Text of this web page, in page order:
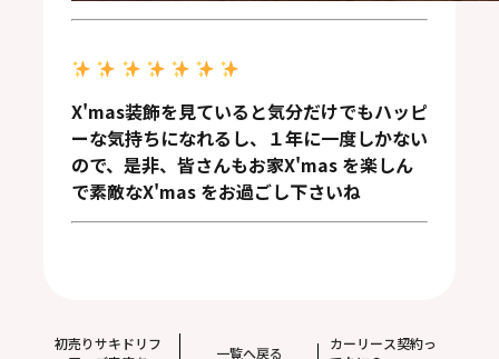
X'mas装飾を見ていると気分だけでもハッピ
ーな気持ちになれるし、１年に一度しかない
ので、是非、皆さんもお家X'mas を楽しん
で素敵なX'mas をお過ごし下さいね
初売りサキドリフ
一覧へ戻る
カーリース契約っ